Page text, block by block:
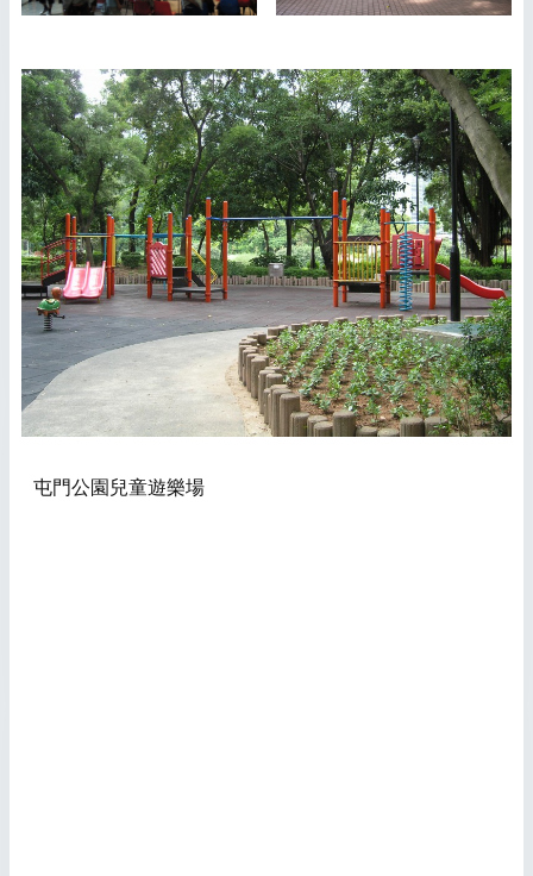
屯門公園 兒童遊樂場